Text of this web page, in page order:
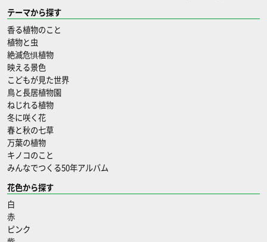
テーマから探す
香る植物のこと
植物と虫
絶滅危惧植物
映える景色
こどもが見た世界
鳥と長居植物園
ねじれる植物
冬に咲く花
春と秋の七草
万葉の植物
キノコのこと
みんなでつくる50年アルバム
花色から探す
白
赤
ピンク